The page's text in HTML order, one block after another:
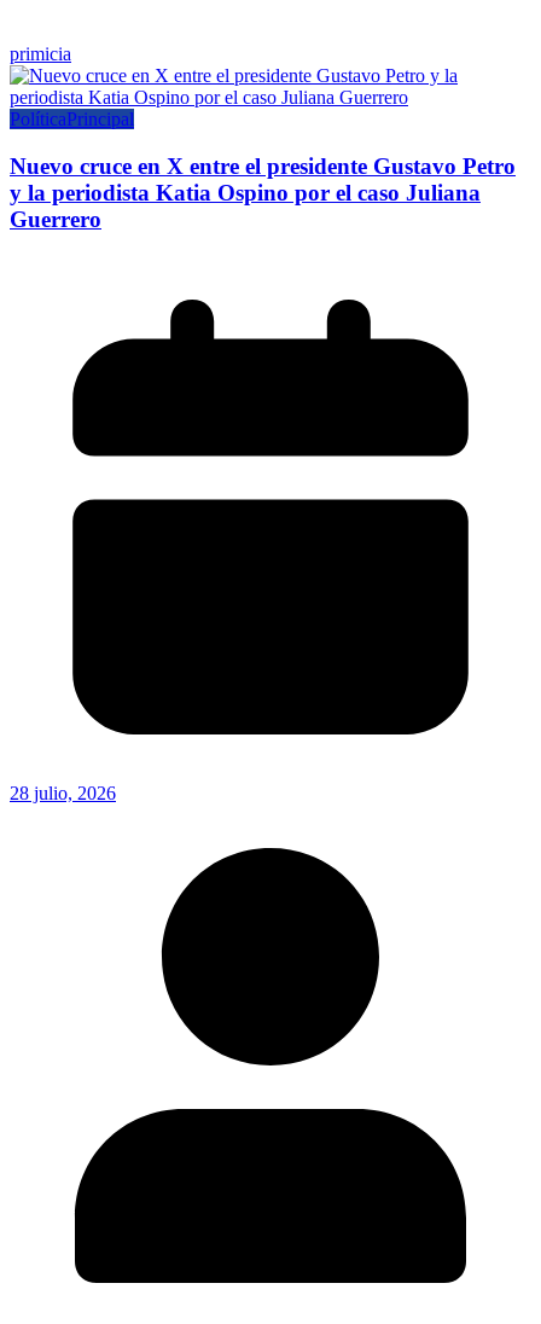
primicia
PolíticaPrincipal
Nuevo cruce en X entre el presidente Gustavo Petro
y la periodista Katia Ospino por el caso Juliana
Guerrero
28 julio, 2026